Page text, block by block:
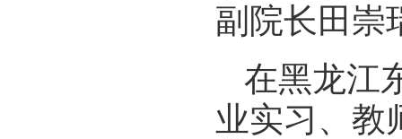
副院长田崇
在黑龙江
业实习、教